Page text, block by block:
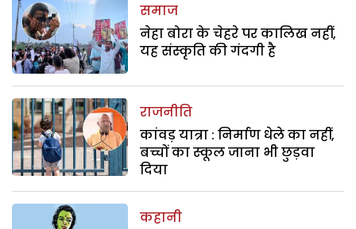
समाज
नेहा बोरा के चेहरे पर कालिख नहीं,
यह संस्कृति की गंदगी है
राजनीति
कांवड़ यात्रा : निर्माण धेले का नहीं,
बच्चों का स्कूल जाना भी छुड़वा
दिया
कहानी